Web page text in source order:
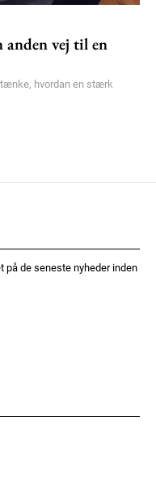
anden vej til en
hvordan en stærk
på de seneste nyheder inden